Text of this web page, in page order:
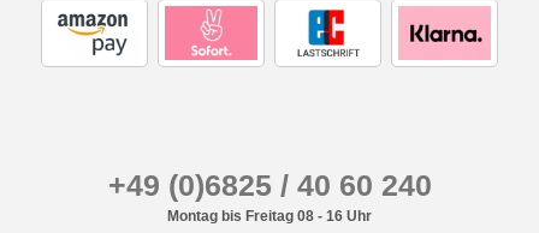
+49 (0)6825 / 40 60 240
Montag bis Freitag 08 - 16 Uhr